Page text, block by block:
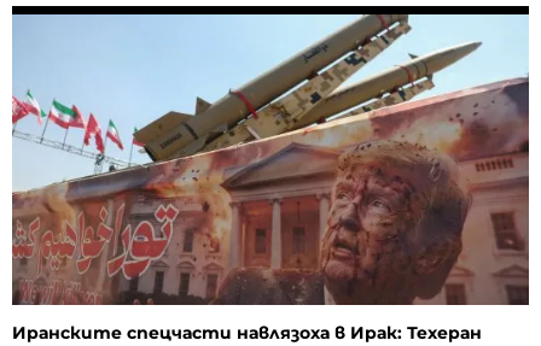
Иранските спецчасти навлязоха в Ирак: Техеран